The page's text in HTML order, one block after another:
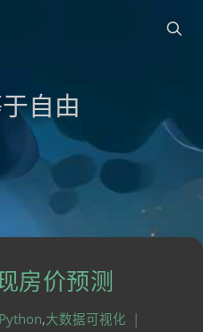
自由
房价预测
Python,大数据可视化 |